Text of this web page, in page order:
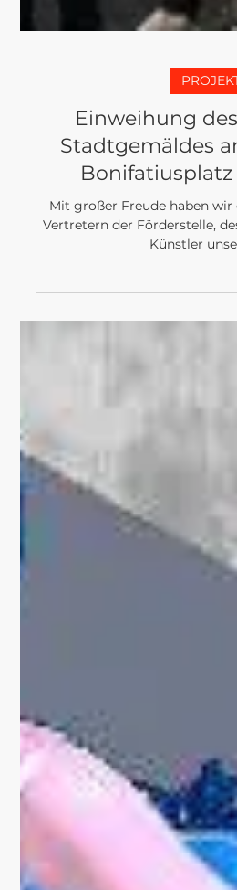
Einweihung des
Stadtgemäldes
Mit großer Freude haben
Vertretern der Förderstelle,